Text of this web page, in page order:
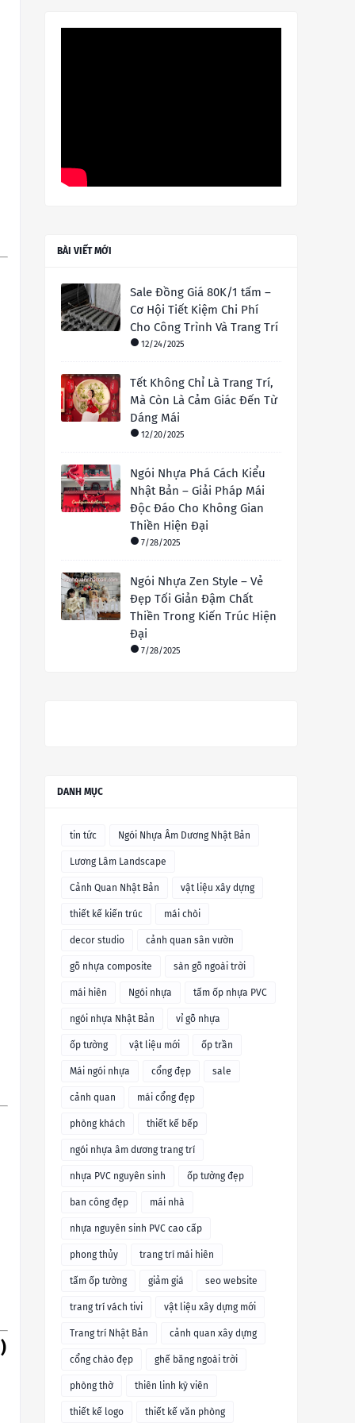
BÀI VIẾT MỚI
Sale Đồng Giá 80K/1 tấm –
Cơ Hội Tiết Kiệm Chi Phí
Cho Công Trình Và Trang Trí
12/24/2025
Tết Không Chỉ Là Trang Trí,
Mà Còn Là Cảm Giác Đến Từ
Dáng Mái
12/20/2025
Ngói Nhựa Phá Cách Kiểu
Nhật Bản – Giải Pháp Mái
Độc Đáo Cho Không Gian
Thiền Hiện Đại
7/28/2025
Ngói Nhựa Zen Style – Vẻ
Đẹp Tối Giản Đậm Chất
Thiền Trong Kiến Trúc Hiện
Đại
7/28/2025
DANH MỤC
tin tức Ngói Nhựa Âm Dương Nhật Bản
Lương Lâm Landscape
Cảnh Quan Nhật Bản vật liệu xây dựng
thiết kế kiến trúc mái chòi
decor studio cảnh quan sân vườn
gỗ nhựa composite sàn gỗ ngoài trời
mái hiên Ngói nhựa tấm ốp nhựa PVC
ngói nhựa Nhật Bản vỉ gỗ nhựa
ốp tường vật liệu mới ốp trần
Mái ngói nhựa cổng đẹp sale
cảnh quan mái cổng đẹp
phòng khách thiết kế bếp
ngói nhựa âm dương trang trí
nhựa PVC nguyên sinh ốp tường đẹp
ban công đẹp mái nhà
nhựa nguyên sinh PVC cao cấp
phong thủy trang trí mái hiên
tấm ốp tường giảm giá seo website
trang trí vách tivi vật liệu xây dựng mới
Trang trí Nhật Bản cảnh quan xây dựng
cổng chào đẹp ghế băng ngoài trời
phòng thờ thiên linh kỳ viên
thiết kế logo thiết kế văn phòng